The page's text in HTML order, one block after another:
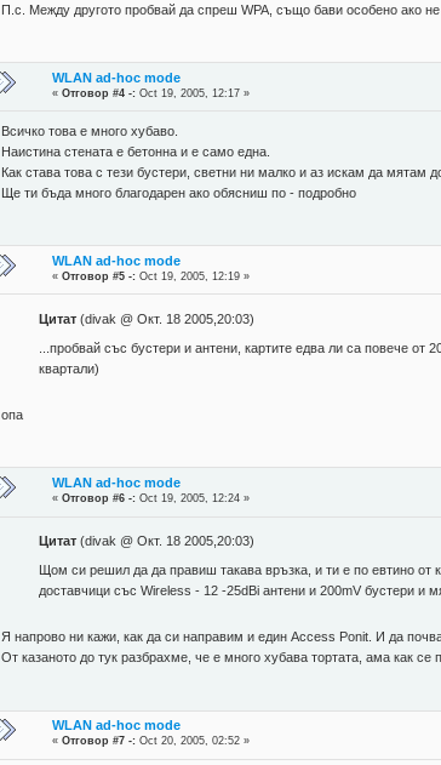
П.с. Между другото пробвай да спреш WPA, също бави особено ако не
WLAN ad-hoc mode
«Отговор #4 -: Oct 19, 2005, 12:17 »
Всичко това е много хубаво.
Наистина стената е бетонна и е само една.
Как става това с тези бустери, светни ни малко и аз искам да мятам
Ще ти бъда много благодарен ако обясниш по - подробно
WLAN ad-hoc mode
«Отговор #5 -: Oct 19, 2005, 12:19 »
Цитат(divak @ Окт. 18 2005,20:03)
...пробвай със бустери и антени, картите едва ли са повече
квартали)
опа
WLAN ad-hoc mode
«Отговор #6 -: Oct 19, 2005, 12:24 »
Цитат(divak @ Окт. 18 2005,20:03)
Щом си решил да да правиш такава връзка, и ти е по евтино от
доставчици със Wireless - 12 -25dBi антени и 200mV бустери и
Я напрово ни кажи, как да си направим и един Access Ponit. И да
От казаното до тук разбрахме, че е много хубава тортата, ама как
WLAN ad-hoc mode
«Отговор #7 -: Oct 20, 2005, 02:52 »